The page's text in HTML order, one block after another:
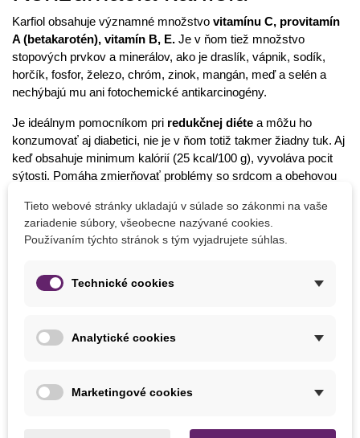
Karfiol obsahuje významné množstvo vitamínu C, provitamín
A (betakarotén), vitamín B, E. Je v ňom tiež množstvo
stopových prvkov a minerálov, ako je draslík, vápnik, sodík,
horčík, fosfor, železo, chróm, zinok, mangán, meď a selén a
nechýbajú mu ani fotochemické antikarcinogény.
Je ideálnym pomocníkom pri redukčnej diéte a môžu ho
konzumovať aj diabetici, nie je v ňom totiž takmer žiadny tuk. Aj
keď obsahuje minimum kalórií (25 kcal/100 g), vyvoláva pocit
sýtosti. Pomáha zmierňovať problémy so srdcom a obehovou
Konzumácia karfioluje odporúčaná ľuďom stráviacimi
problémami a žalúdočnými chorobami.Zlepšuje
organizmu, pomáha totiž odstraňovať prebytočnú vodu z tkanív,
jeho konzumácia je vhodná pri zlyhaní obličiek a artritíde.
lámavosti nechtov,podporujú dobrú funkciu kĺbov, rast vlasov
Tieto webové stránky ukladajú v súlade so zákonmi na vaše
zariadenie súbory, všeobecne nazývané cookies.
Používaním týchto stránok s tým vyjadrujete súhlas.
Technické cookies
Analytické cookies
Marketingové cookies